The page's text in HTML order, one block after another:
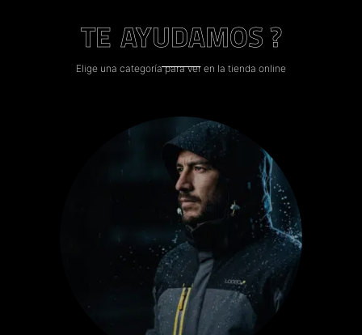
TE AYUDAMOS ?
Elige una categoría para ver en la tienda online